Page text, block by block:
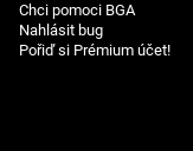
Chci pomoci BGA
Nahlásit bug
Pořiď si Prémium účet!